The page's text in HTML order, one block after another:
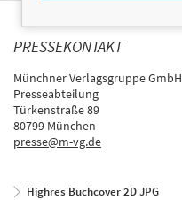
PRESSEKONTAKT
Münchner Verlagsgruppe GmbH
Presseabteilung
Türkenstraße 89
80799 München
presse@m-vg.de
Highres Buchcover 2D JPG